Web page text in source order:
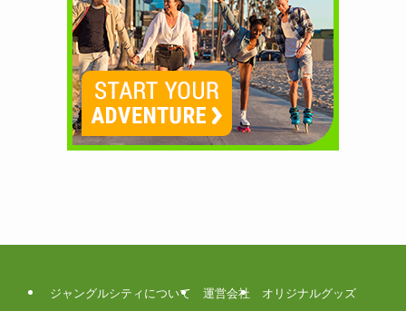
ジャングルシティについて 運営会社 オリジナルグッズ